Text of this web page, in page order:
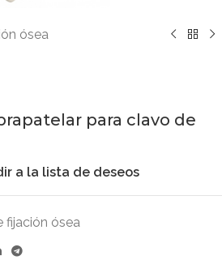
ósea
para clavo de
a la lista de deseos
fijación ósea